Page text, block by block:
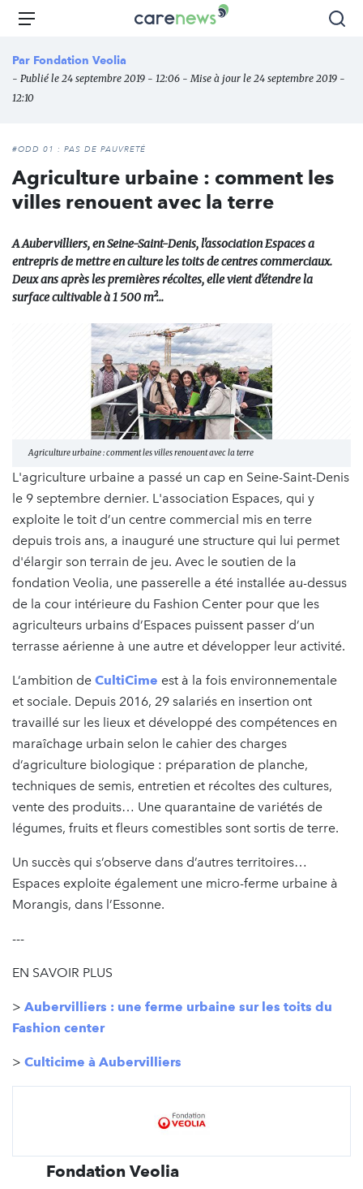
Aller
principal
Carenews,
des
Menu
Par Fondation Veolia
- Publié le 24 septembre 2019 - 12:06 - Mise à jour le 24 septembre 2019 -
12:10
#ODD 01 : PAS DE PAUVRETÉ
​Agriculture urbaine : comment les
villes renouent avec la terre
A Aubervilliers, en Seine-Saint-Denis, l'association Espaces a
entrepris de mettre en culture les toits de centres commerciaux.
Deux ans après les premières récoltes, elle vient d'étendre la
surface cultivable à 1 500 m²...
Agriculture urbaine : comment les villes renouent avec la terre
L'agriculture urbaine a passé un cap en Seine-Saint-Denis
le 9 septembre dernier. L'association Espaces, qui y
exploite le toit d’un centre commercial mis en terre
depuis trois ans, a inauguré une structure qui lui permet
d'élargir son terrain de jeu. Avec le soutien de la
fondation Veolia, une passerelle a été installée au-dessus
de la cour intérieure du Fashion Center pour que les
agriculteurs urbains d’Espaces puissent passer d’un
terrasse aérienne à une autre et développer leur activité.
L’ambition de CultiCime est à la fois environnementale
et sociale. Depuis 2016, 29 salariés en insertion ont
travaillé sur les lieux et développé des compétences en
maraîchage urbain selon le cahier des charges
d’agriculture biologique : préparation de planche,
techniques de semis, entretien et récoltes des cultures,
vente des produits… Une quarantaine de variétés de
légumes, fruits et fleurs comestibles sont sortis de terre.
Un succès qui s’observe dans d’autres territoires…
Espaces exploite également une micro-ferme urbaine à
Morangis, dans l’Essonne.
---
EN SAVOIR PLUS
> Aubervilliers : une ferme urbaine sur les toits du
Fashion center
> Culticime à Aubervilliers
Fondation Veolia